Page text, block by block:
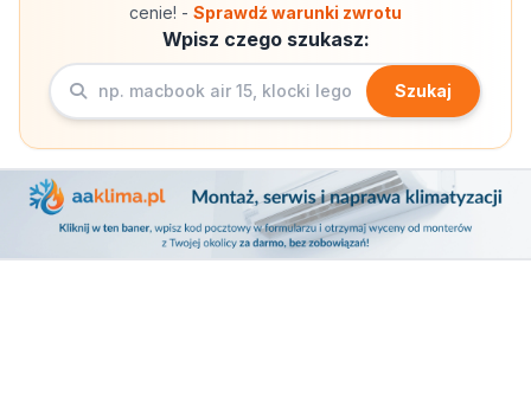
cenie! - Sprawdź warunki zwrotu
Wpisz czego szukasz:
Szukaj